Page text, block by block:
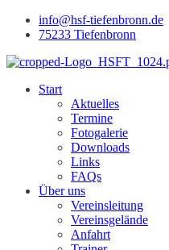
info@hsf-tiefenbronn.de
75233 Tiefenbronn
Start
Aktuelles
Termine
Fotogalerie
Downloads
Links
FAQs
Über uns
Vereinsleitung
Vereinsgelände
Anfahrt